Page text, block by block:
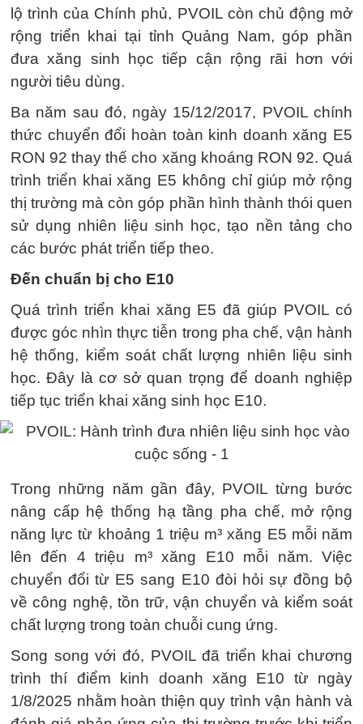
lộ trình của Chính phủ, PVOIL còn chủ động mở
rộng triển khai tại tỉnh Quảng Nam, góp phần
đưa xăng sinh học tiếp cận rộng rãi hơn với
người tiêu dùng.
Ba năm sau đó, ngày 15/12/2017, PVOIL chính
thức chuyển đổi hoàn toàn kinh doanh xăng E5
RON 92 thay thế cho xăng khoáng RON 92. Quá
trình triển khai xăng E5 không chỉ giúp mở rộng
thị trường mà còn góp phần hình thành thói quen
sử dụng nhiên liệu sinh học, tạo nền tảng cho
các bước phát triển tiếp theo.
Đến chuẩn bị cho E10
Quá trình triển khai xăng E5 đã giúp PVOIL có
được góc nhìn thực tiễn trong pha chế, vận hành
hệ thống, kiểm soát chất lượng nhiên liệu sinh
học. Đây là cơ sở quan trọng để doanh nghiệp
tiếp tục triển khai xăng sinh học E10.
Trong những năm gần đây, PVOIL từng bước
nâng cấp hệ thống hạ tầng pha chế, mở rộng
năng lực từ khoảng 1 triệu m³ xăng E5 mỗi năm
lên đến 4 triệu m³ xăng E10 mỗi năm. Việc
chuyển đổi từ E5 sang E10 đòi hỏi sự đồng bộ
về công nghệ, tồn trữ, vận chuyển và kiểm soát
chất lượng trong toàn chuỗi cung ứng.
Song song với đó, PVOIL đã triển khai chương
trình thí điểm kinh doanh xăng E10 từ ngày
1/8/2025 nhằm hoàn thiện quy trình vận hành và